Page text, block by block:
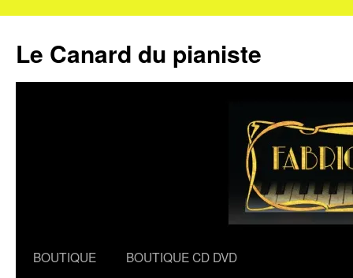
Le Canard du pianiste
Aller
BOUTIQUE
BOUTIQUE CD DVD